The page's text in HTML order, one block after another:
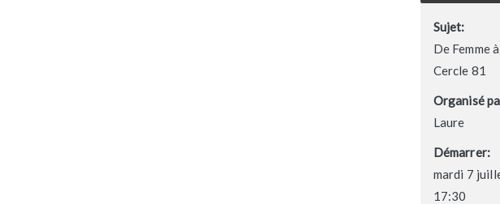
Sujet:
De Femme
Cercle 81
Organisé
Laure
Démarrer:
mardi 7
17:30